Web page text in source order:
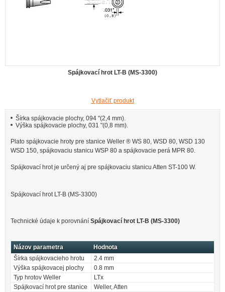
Spájkovací hrot LT-B (MS-3300)
Vytlačiť produkt
Šírka spájkovacie plochy, 094 "(2,4 mm).
Výška spájkovacie plochy, 031 "(0,8 mm).
Plato spájkovacie hroty pre stanice Weller ® WS 80, WSD 80, WSD 130
WSD 150, spájkovaciu stanicu WSP 80 a spájkovacie perá MPR 80.
Spájkovací hrot je určený aj pre spájkovaciu stanicu Atten ST-100 W.
Spájkovací hrot LT-B (MS-3300)
Technické údaje k porovnání Spájkovací hrot LT-B (MS-3300)
Názov parametra
Hodnota
Šírka spájkovacieho hrotu
2.4 mm
Výška spájkovacej plochy
0.8 mm
Typ hrotov Weller
LTx
Spájkovací hrot pre stanice
Weller, Atten